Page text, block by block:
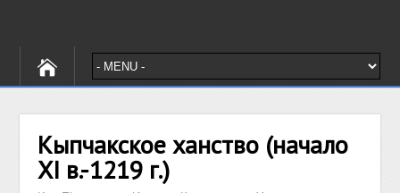
Кыпчакское ханство (начало
XI в.-1219 г.)